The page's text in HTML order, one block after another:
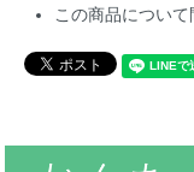
この商品について